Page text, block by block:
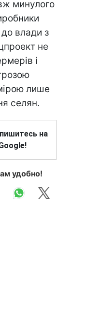
минулого
влади з
не
і
лише
селян.
на
удобно!